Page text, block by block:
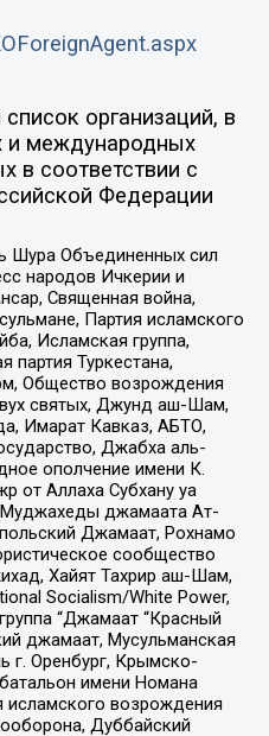
организаций, в
и международных
в соответствии с
Федерации
Шура Объединенных сил
народов Ичкерии и
Священная война,
Партия исламского
Исламская группа,
партия Туркестана,
Общество возрождения
святых, Джунд аш-Шам,
Имарат Кавказ, АБТО,
Джабха аль-
ополчение имени К.
от Аллаха Субхану уа
Муджахеды джамаата Ат-
Джамаат, Рохнамо
сообщество
Хайят Тахрир аш-Шам,
Socialism/White Power,
“Джамаат “Красный
джамаат, Мусульманская
г. Оренбург, Крымско-
имени Номана
исламского возрождения
Дуббайский